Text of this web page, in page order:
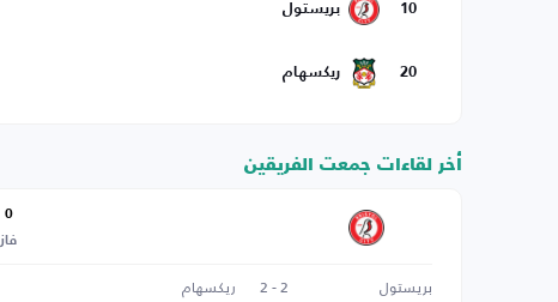
10 بريستول
20 ريكسهام
أخر لقاءات جمعت الفريقين
0
فاز
بريستول 2 - 2 ريكسهام